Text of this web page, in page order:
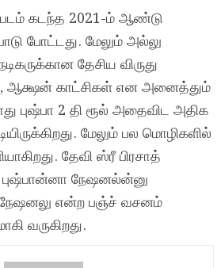
கடந்த 2021-ம் ஆண்டு
போட்டது. மேலும் அல்லு
தேசிய விருது
ஆக்ஷன் காட்சிகள் என அனைத்தும்
புஷ்பா 2 தி ரூல் அதைவிட அதிக
மேலும் பல மொழிகளில்
தேவி ஸ்ரீ பிரசாத்
நேஷனல்ன்னு
என்ற பஞ்ச் வசனம்
வருகிறது.